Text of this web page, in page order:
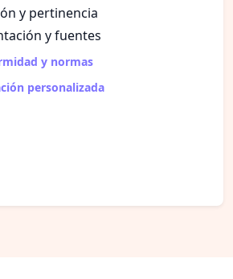
y pertinencia
y fuentes
y normas
personalizada